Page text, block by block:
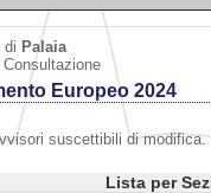
di Palaia
Europeo 2024
suscettibili di
Lista per